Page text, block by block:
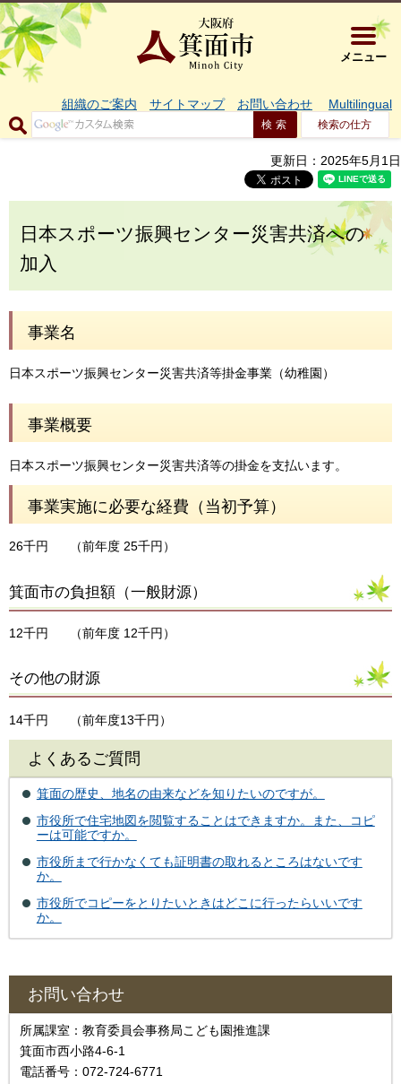
大阪府箕
メニュー
組織のご案内 サイトマップ お問い合わせ Multilingual
検索の仕方
更新日：2025年5月1日
日本スポーツ振興センター災害共済への
加入
事業名
日本スポーツ振興センター災害共済等掛金事業（幼稚園）
事業概要
日本スポーツ振興センター災害共済等の掛金を支払います。
事業実施に必要な経費（当初予算）
26千円 （前年度 25千円）
箕面市の負担額（一般財源）
12千円 （前年度 12千円）
その他の財源
14千円 （前年度13千円）
よくあるご質問
箕面の歴史、地名の由来などを知りたいのですが。
市役所で住宅地図を閲覧することはできますか。また、コピ
ーは可能ですか。
市役所まで行かなくても証明書の取れるところはないです
か。
市役所でコピーをとりたいときはどこに行ったらいいです
か。
お問い合わせ
所属課室：教育委員会事務局こども園推進課
箕面市西小路4-6-1
電話番号：072-724-6771